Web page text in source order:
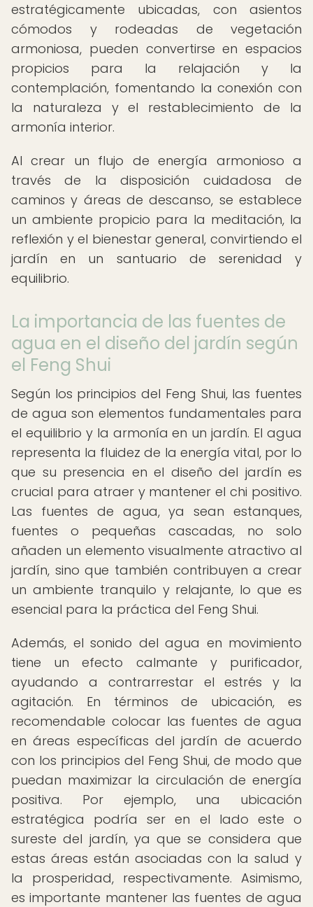
estratégicamente ubicadas, con asientos
cómodos y rodeadas de vegetación
armoniosa, pueden convertirse en espacios
propicios para la relajación y la
contemplación, fomentando la conexión con
la naturaleza y el restablecimiento de la
armonía interior.
Al crear un flujo de energía armonioso a
través de la disposición cuidadosa de
caminos y áreas de descanso, se establece
un ambiente propicio para la meditación, la
reflexión y el bienestar general, convirtiendo el
jardín en un santuario de serenidad y
equilibrio.
La importancia de las fuentes de
agua en el diseño del jardín según
el Feng Shui
Según los principios del Feng Shui, las fuentes
de agua son elementos fundamentales para
el equilibrio y la armonía en un jardín. El agua
representa la fluidez de la energía vital, por lo
que su presencia en el diseño del jardín es
crucial para atraer y mantener el chi positivo.
Las fuentes de agua, ya sean estanques,
fuentes o pequeñas cascadas, no solo
añaden un elemento visualmente atractivo al
jardín, sino que también contribuyen a crear
un ambiente tranquilo y relajante, lo que es
esencial para la práctica del Feng Shui.
Además, el sonido del agua en movimiento
tiene un efecto calmante y purificador,
ayudando a contrarrestar el estrés y la
agitación. En términos de ubicación, es
recomendable colocar las fuentes de agua
en áreas específicas del jardín de acuerdo
con los principios del Feng Shui, de modo que
puedan maximizar la circulación de energía
positiva. Por ejemplo, una ubicación
estratégica podría ser en el lado este o
sureste del jardín, ya que se considera que
estas áreas están asociadas con la salud y
la prosperidad, respectivamente. Asimismo,
es importante mantener las fuentes de agua